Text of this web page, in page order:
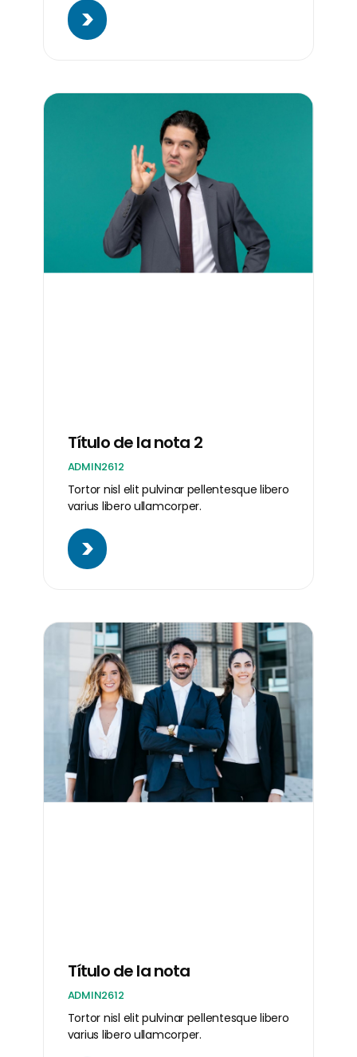
>
Título de la nota 2
ADMIN2612
Tortor nisl elit pulvinar pellentesque libero
varius libero ullamcorper.
>
Título de la nota
ADMIN2612
Tortor nisl elit pulvinar pellentesque libero
varius libero ullamcorper.